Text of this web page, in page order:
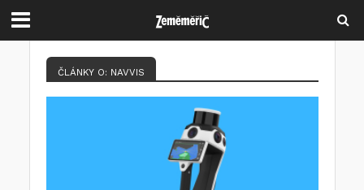
ČLÁNKY O: NAVVIS